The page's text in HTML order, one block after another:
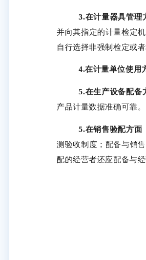
3.在计量器具管理
并向其指定的计量检定
自行选择非强制检定或
4.在计量单位使用
5.在生产设备配备
产品计量数据准确可靠。
5.在销售验配方面
测验收制度；配备与销
配的经营者还应配备与